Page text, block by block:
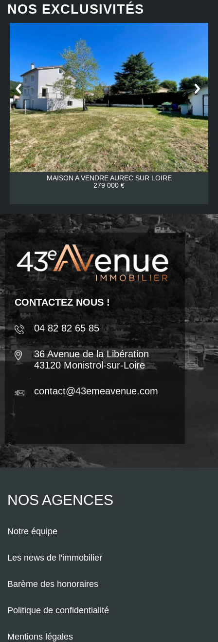
NOS EXCLUSIVITÉS
MAISON A VENDRE AUREC SUR LOIRE
279 000 €
CONTACTEZ NOUS !
04 82 82 65 85
36 Avenue de la Libération
43120 Monistrol-sur-Loire
contact@43emeavenue.com
NOS AGENCES
Notre équipe
Les news de l'immobilier
Barème des honoraires
Politique de confidentialité
Mentions légales